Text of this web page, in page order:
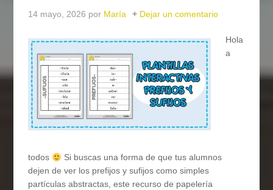
14 mayo, 2026 por María Dejar un comentario
Hola
a
todos
Si buscas una forma de que tus alumnos
dejen de ver los prefijos y sufijos como simples
partículas abstractas, este recurso de papelería